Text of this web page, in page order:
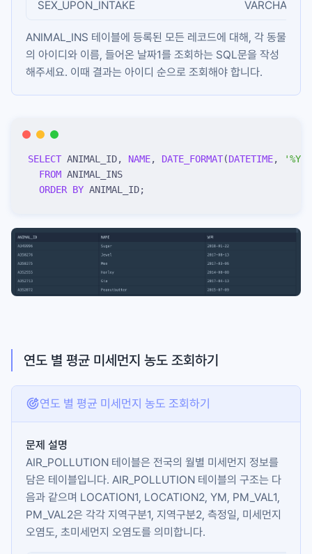
SEX_UPON_INTAKE VARCHAR(N)
ANIMAL_INS 테이블에 등록된 모든 레코드에 대해, 각 동물
의 아이디와 이름, 들어온 날짜1를 조회하는 SQL문을 작성
해주세요. 이때 결과는 아이디 순으로 조회해야 합니다.
SELECT ANIMAL_ID, NAME, DATE_FORMAT(DATETIME, '%Y-
  FROM
ANIMAL_INS
  ORDER BY
ANIMAL_ID;
연도 별 평균 미세먼지 농도 조회하기
연도 별 평균 미세먼지 농도 조회하기
문제 설명
AIR_POLLUTION 테이블은 전국의 월별 미세먼지 정보를
담은 테이블입니다. AIR_POLLUTION 테이블의 구조는 다
음과 같으며 LOCATION1, LOCATION2, YM, PM_VAL1,
PM_VAL2은 각각 지역구분1, 지역구분2, 측정일, 미세먼지
오염도, 초미세먼지 오염도를 의미합니다.